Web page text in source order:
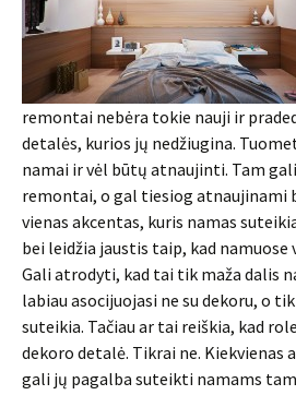
remontai nebėra tokie nauji ir
detalės, kurios jų nedžiugina.
namai ir vėl būtų atnaujinti. Tam
remontai, o gal tiesiog atnaujinami
vienas akcentas, kuris namas
bei leidžia jaustis taip, kad namuose
Gali atrodyti, kad tai tik maža dalis
labiau asocijuojasi ne su dekoru, o
suteikia. Tačiau ar tai reiškia, kad
dekoro detalė. Tikrai ne. Kiekvienas
gali jų pagalba suteikti namams